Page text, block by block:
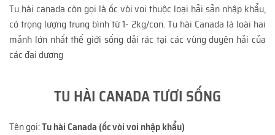
Tu hài canada còn gọi là ốc vòi voi thuộc loại hải sản nhập khẩu,
có trọng lượng trung bình từ 1- 2kg/con. Tu hài Canada là loài hai
mảnh lớn nhất thế giới sống dải rác tại các vùng duyên hải của
các đại dương
TU HÀI CANADA TƯƠI SỐNG
Tên gọi:Tu hài Canada (ốc vòi voi nhập khẩu)